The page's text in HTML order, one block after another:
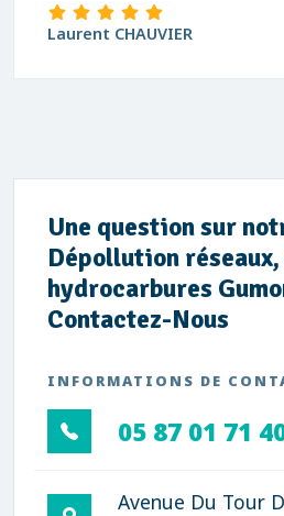
Laurent CHAUVIER
Une question sur
Dépollution
hydrocarbures
Contactez-Nous
INFORMATIONS DE
05 87 01 71
Avenue Du Tour